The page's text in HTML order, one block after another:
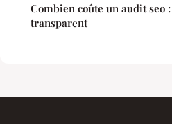
Combien coûte un audit seo
transparent